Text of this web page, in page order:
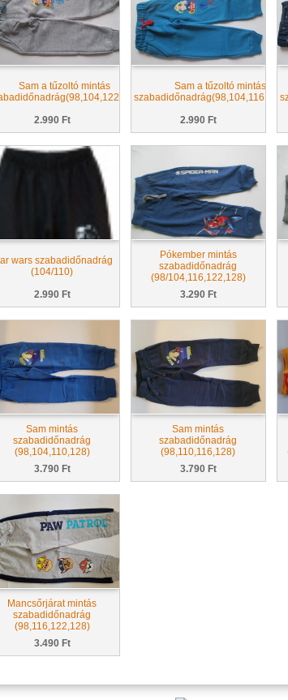
Sam a tűzoltó mintás
2.990 Ft
Sam a tűzoltó mintás
2.990 Ft
wars szabadidőnadrág
(104/110)
2.990 Ft
Pókember mintás
szabadidőnadrág
(98/104,116,122,128)
3.290 Ft
Sam mintás
szabadidőnadrág
(98,104,110,128)
3.790 Ft
Sam mintás
szabadidőnadrág
(98,110,116,128)
3.790 Ft
Mancsőrjárat mintás
szabadidőnadrág
(98,116,122,128)
3.490 Ft